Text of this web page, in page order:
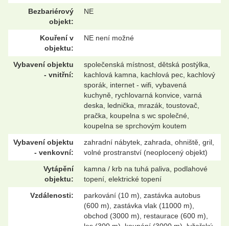
Bezbariérový
objekt:
NE
Kouření v
objektu:
NE není možné
Vybavení objektu
- vnitřní:
společenská místnost, dětská postýlka,
kachlová kamna, kachlová pec, kachlový
sporák, internet - wifi, vybavená
kuchyně, rychlovarná konvice, varná
deska, lednička, mrazák, toustovač,
pračka, koupelna s wc společné,
koupelna se sprchovým koutem
Vybavení objektu
- venkovní:
zahradní nábytek, zahrada, ohniště, gril,
volné prostranství (neoplocený objekt)
Vytápění
objektu:
kamna / krb na tuhá paliva, podlahové
topení, elektrické topení
Vzdálenosti:
parkování (10 m), zastávka autobus
(600 m), zastávka vlak (11000 m),
obchod (3000 m), restaurace (600 m),